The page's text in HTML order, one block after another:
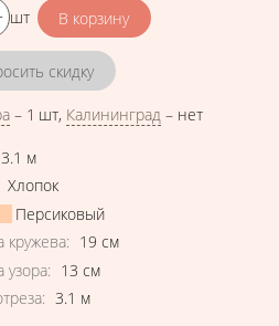
шт
скидку
– 1 шт, Калининград – нет
3.1 м
Хлопок
Персиковый
: 19 см
: 13 см
: 3.1 м